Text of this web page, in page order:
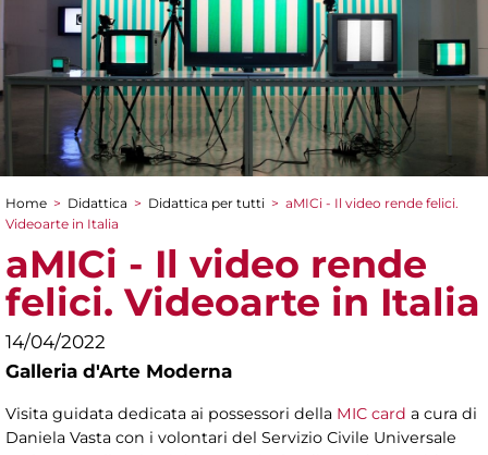
Tu sei qui
Home > Didattica > Didattica per tutti > aMICi - Il video rende felici.
Videoarte in Italia
aMICi - Il video rende
felici. Videoarte in Italia
14/04/2022
Galleria d'Arte Moderna
Visita guidata dedicata ai possessori della MIC card a cura di
Daniela Vasta con i volontari del Servizio Civile Universale